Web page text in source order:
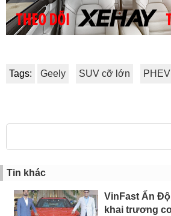
Tags: Geely SUV cỡ lớn PHEV
Tin khác
VinFast Ấn
khai trương